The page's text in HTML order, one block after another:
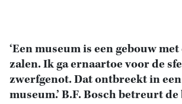
‘Een museum is een gebouw
zalen. Ik ga ernaartoe voor de
zwerfgenot. Dat ontbreekt in
museum.’ B.F. Bosch betreurt